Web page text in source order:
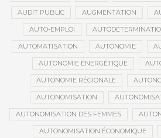
AUDIT PUBLIC AUGMENTATION
AUTO-EMPLOI
AUTOMATISATION AUTONOMIE
AUTONOMIE ÉNERGÉTIQUE
AUTONOMIE RÉGIONALE
AUTONOMISATION
AUTONOMISATION DES FEMMES
AUTONOMISATION ÉCONOMIQUE